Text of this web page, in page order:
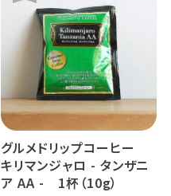
グルメドリップコーヒー
キリマンジャロ - タンザニ
ア AA - 1杯（10g）